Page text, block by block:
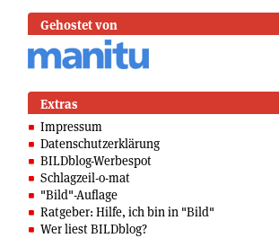
Gehostet von
Extras
Impressum
Datenschutzerklärung
BILDblog-Werbespot
Schlagzeil-o-mat
"Bild"-Auflage
Ratgeber: Hilfe, ich bin in "Bild"
Wer liest BILDblog?